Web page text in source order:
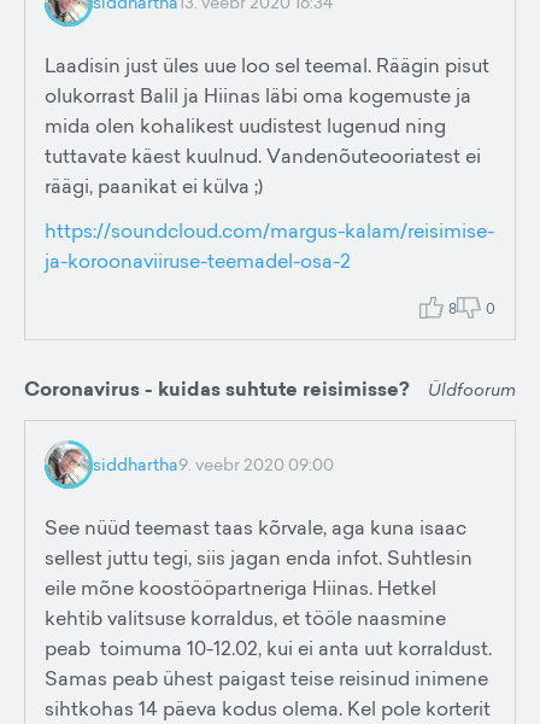
Laadisin just üles uue loo sel teemal. Räägin pisut
olukorrast Balil ja Hiinas läbi oma kogemuste ja
mida olen kohalikest uudistest lugenud ning
tuttavate käest kuulnud. Vandenõuteooriatest ei
räägi, paanikat ei külva ;)
https://soundcloud.com/margus-kalam/reisimise-
ja-koroonaviiruse-teemadel-osa-2
8 0
Coronavirus - kuidas suhtute reisimisse? Üldfoorum
siddhartha9. veebr 2020 09:00
See nüüd teemast taas kõrvale, aga kuna isaac
sellest juttu tegi, siis jagan enda infot. Suhtlesin
eile mõne koostööpartneriga Hiinas. Hetkel
kehtib valitsuse korraldus, et tööle naasmine
peab toimuma 10-12.02, kui ei anta uut korraldust.
Samas peab ühest paigast teise reisinud inimene
sihtkohas 14 päeva kodus olema. Kel pole korterit